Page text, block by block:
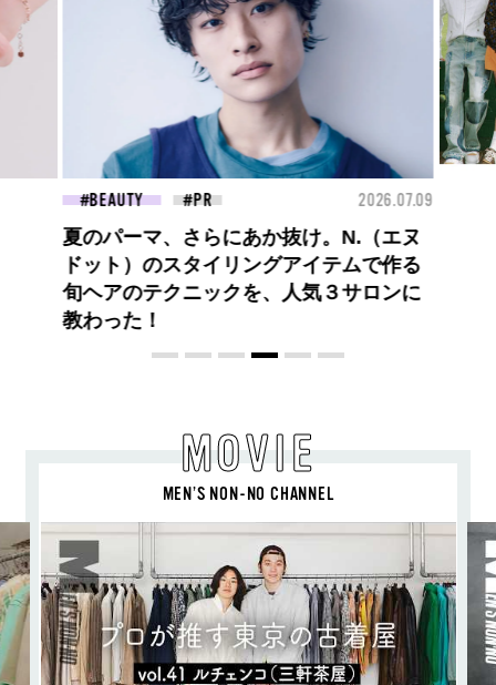
BEAUTY 2026.07.09
夏のパーマ、さらにあか抜け。N.（エヌ
ドット）のスタイリングアイテムで作る
旬ヘアのテクニックを、人気３サロンに
教わった！
MOVIE
MEN’S NON-NO CHANNEL